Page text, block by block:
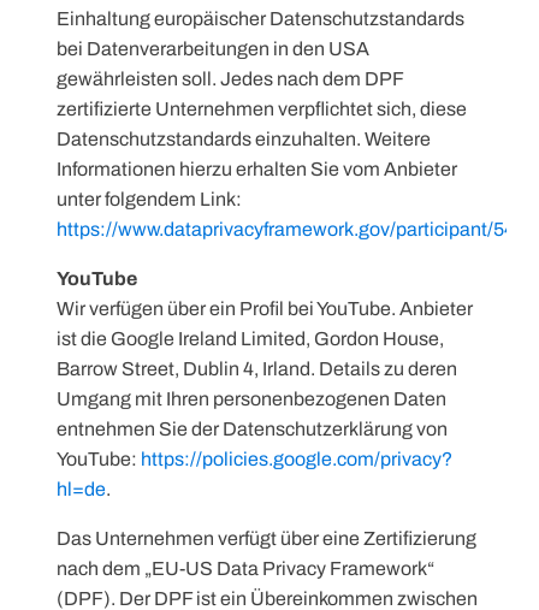
Einhaltung europäischer Datenschutzstandards
bei Datenverarbeitungen in den USA
gewährleisten soll. Jedes nach dem DPF
zertifizierte Unternehmen verpflichtet sich, diese
Datenschutzstandards einzuhalten. Weitere
Informationen hierzu erhalten Sie vom Anbieter
unter folgendem Link:
https://www.dataprivacyframework.gov/participant/5448
YouTube
Wir verfügen über ein Profil bei YouTube. Anbieter
ist die Google Ireland Limited, Gordon House,
Barrow Street, Dublin 4, Irland. Details zu deren
Umgang mit Ihren personenbezogenen Daten
entnehmen Sie der Datenschutzerklärung von
YouTube: https://policies.google.com/privacy?
hl=de.
Das Unternehmen verfügt über eine Zertifizierung
nach dem „EU-US Data Privacy Framework“
(DPF). Der DPF ist ein Übereinkommen zwischen